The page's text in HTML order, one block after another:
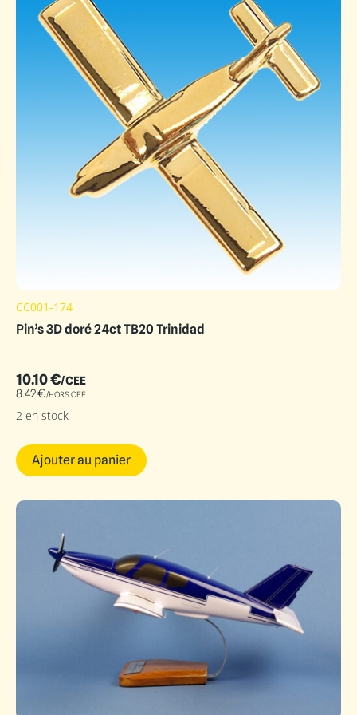
CC001-174
Pin’s 3D doré 24ct TB20 Trinidad
10.10€/CEE
8.42€/HORS CEE
2 en stock
Ajouter au panier